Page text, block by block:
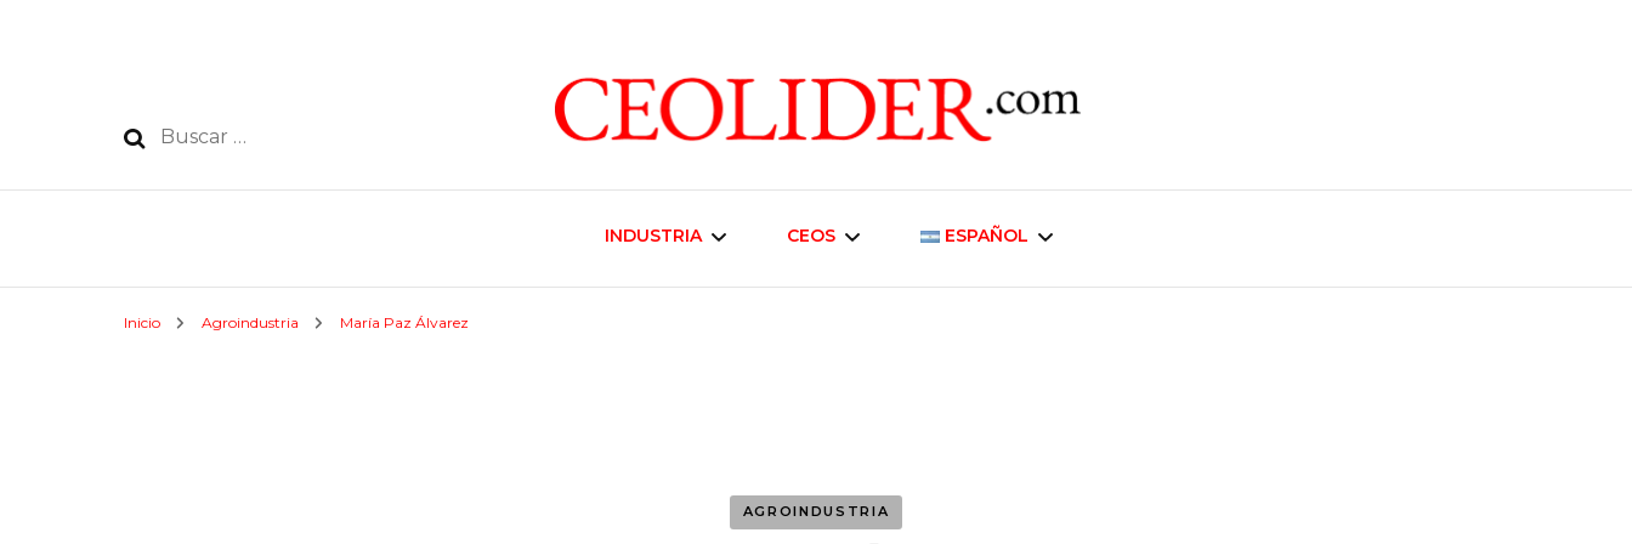
Buscar:
CEOLIDER.COM
INDUSTRIA
Agroindustria
CEOS
Negocios
ESPAÑOL
Inicio Agroindustria María Paz Álvarez
AGROINDUSTRIA